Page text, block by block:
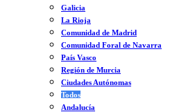
Galicia
La Rioja
Comunidad de Madrid
Comunidad Foral de Navarra
País Vasco
Región de Murcia
Ciudades Autónomas
Todos
Andalucía